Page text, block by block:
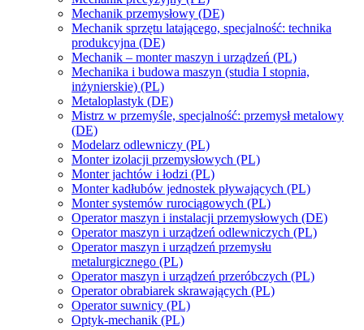
Mechanik przemysłowy (DE)
Mechanik sprzętu latającego, specjalność: technika
produkcyjna (DE)
Mechanik – monter maszyn i urządzeń (PL)
Mechanika i budowa maszyn (studia I stopnia,
inżynierskie) (PL)
Metaloplastyk (DE)
Mistrz w przemyśle, specjalność: przemysł metalowy
(DE)
Modelarz odlewniczy (PL)
Monter izolacji przemysłowych (PL)
Monter jachtów i łodzi (PL)
Monter kadłubów jednostek pływających (PL)
Monter systemów rurociągowych (PL)
Operator maszyn i instalacji przemysłowych (DE)
Operator maszyn i urządzeń odlewniczych (PL)
Operator maszyn i urządzeń przemysłu
metalurgicznego (PL)
Operator maszyn i urządzeń przeróbczych (PL)
Operator obrabiarek skrawających (PL)
Operator suwnicy (PL)
Optyk-mechanik (PL)